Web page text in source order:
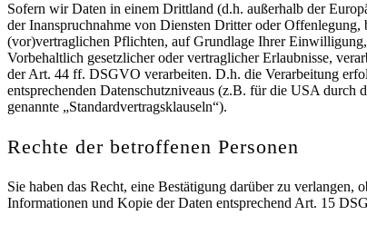
Sofern wir Daten in einem Drittland (d.h. außerhalb der
der Inanspruchnahme von Diensten Dritter oder
(vor)vertraglichen Pflichten, auf Grundlage Ihrer
Vorbehaltlich gesetzlicher oder vertraglicher Erlaubnisse,
der Art. 44 ff. DSGVO verarbeiten. D.h. die Verarbeitung
entsprechenden Datenschutzniveaus (z.B. für die USA
genannte „Standardvertragsklauseln“).
Rechte der betroffenen Personen
Sie haben das Recht, eine Bestätigung darüber zu
Informationen und Kopie der Daten entsprechend Art. 15